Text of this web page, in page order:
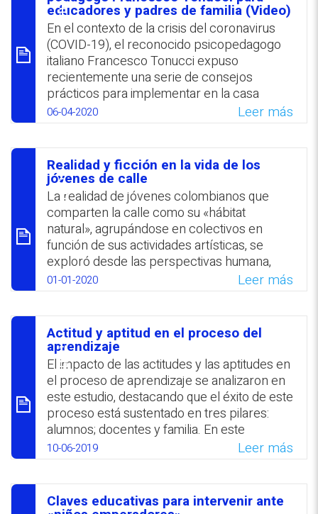
importancia de atender estas problemáticas
de inmediato. Se subrayó que la atención del
acoso escolar en la escuela demanda
docentes concienciados respecto a los
principios que quieren impartir. Finalmente,
se aludió al papel fundamental que cumple
la educación emocional y en valores, en la
lucha por desarraigar situaciones de acoso
WhatsApp
Facebook
Twitter
Email
educadores y padres de familia (Video)
En el contexto de la crisis del coronavirus
(COVID-19), el reconocido psicopedagogo
italiano Francesco Tonucci expuso
recientemente una serie de consejos
prácticos para implementar en la casa
durante el confinamiento preventivo
obligatorio, destinados a educadores y
padres. Su primera recomendación
«escuchar a los niños», refleja su visión de la
educación, abierta, creativa y rica en
estímulos y en diversidad. En las propuestas
que delinea el crítico experto subyace la
idea de valerse de los recursos que hay en
la casa para ampliar los conocimientos de
los niños. Finalmente, hizo referencia a los
derechos de los niños a desarrollar su
vocación.
WhatsApp
Facebook
Twitter
Email
06-04-2020 Leer más
סיכום
Realidad y ficción en la vida de los
jóvenes de calle
La realidad de jóvenes colombianos que
comparten la calle como su «hábitat
natural», agrupándose en colectivos en
función de sus actividades artísticas, se
exploró desde las perspectivas humana,
artística, social y política. Entre las actitudes
que se identificaron en los jóvenes figuran la
asertividad, libertad, rebeldía y resistencia.
Asimismo, se revisaron los cambios
implementados en las políticas públicas
relacionadas con la protección de
«poblaciones vulnerables». En el marco de
la calle los jóvenes desarrollan una
«identidad crítica» que se refleja en sus
producciones artísticas y los lleva a
cuestionar la sociedad, el poder y la
incertidumbre. Sus creaciones artísticas
WhatsApp
Facebook
Twitter
Email
01-01-2020 Leer más
סיכום
Actitud y aptitud en el proceso del
aprendizaje
El impacto de las actitudes y las aptitudes en
el proceso de aprendizaje se analizaron en
este estudio, destacando que el éxito de este
proceso está sustentado en tres pilares:
alumnos; docentes y familia. En este
contexto se resaltó el significativo papel que
juega la motivación estudiantil, tanto
extrínseca como intrínseca, a la par de
otros factores externos e internos.
10-06-2019 Leer más
Claves educativas para intervenir ante